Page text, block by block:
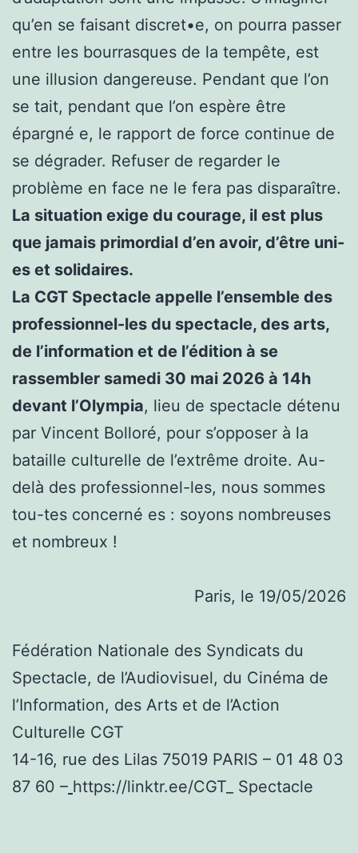
qu’en se faisant discret•e, on pourra passer
entre les bourrasques de la tempête, est
une illusion dangereuse. Pendant que l’on
se tait, pendant que l’on espère être
épargné e, le rapport de force continue de
se dégrader. Refuser de regarder le
problème en face ne le fera pas disparaître.
La situation exige du courage, il est plus
que jamais primordial d’en avoir, d’être uni-
es et solidaires.
La CGT Spectacle appelle l’ensemble des
professionnel-les du spectacle, des arts,
de l’information et de l’édition à se
rassembler samedi 30 mai 2026 à 14h
devant l’Olympia, lieu de spectacle détenu
par Vincent Bolloré, pour s’opposer à la
bataille culturelle de l’extrême droite. Au-
delà des professionnel-les, nous sommes
tou-tes concerné es : soyons nombreuses
et nombreux !
Paris, le 19/05/2026
Fédération Nationale des Syndicats du
Spectacle, de l’Audiovisuel, du Cinéma de
l’Information, des Arts et de l’Action
Culturelle CGT
14-16, rue des Lilas 75019 PARIS – 01 48 03
87 60 – https://linktr.ee/CGT_ Spectacle